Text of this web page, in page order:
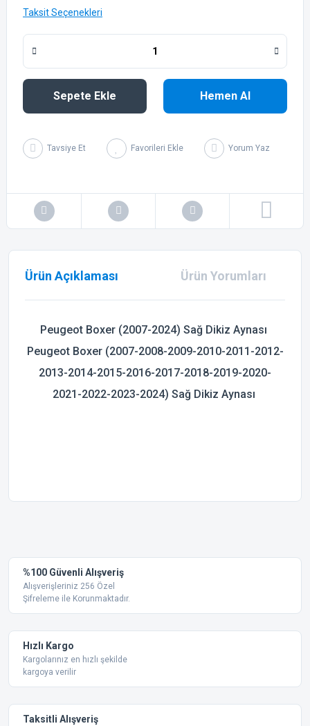
Taksit Seçenekleri
Sepete Ekle Hemen Al
Tavsiye Et Yorum Yaz
Ürün Açıklaması Ürün Yorumları
Peugeot Boxer (2007-2024) Sağ Dikiz Aynası
Peugeot Boxer (2007-2008-2009-2010-2011-2012-
2013-2014-2015-2016-2017-2018-2019-2020-
2021-2022-2023-2024) Sağ Dikiz Aynası
Ürün resmi kalitesiz, bozuk veya görüntülenemiyor.
Ürün açıklamasında eksik bilgiler bulunuyor.
Bu ürüne benzer farklı alternatifler olmalı.
%100 Güvenli Alışveriş
Alışverişleriniz 256 Özel
Şifreleme ile Korunmaktadır.
Hızlı Kargo
Kargolarınız en hızlı şekilde
kargoya verilir
Taksitli Alışveriş